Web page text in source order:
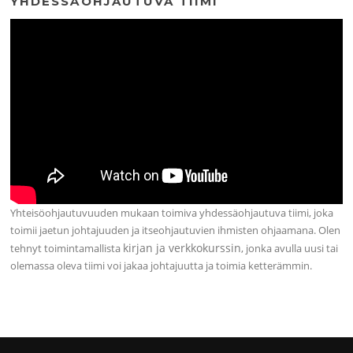
Yhteisöohjautuvuuden mukaan toimiva yhdessäohjautuva tiimi, joka
toimii jaetun johtajuuden ja itseohjautuvien ihmisten ohjaamana. Olen
tehnyt toimintamallista kirjan ja verkkokurssin, jonka avulla uusi tai
olemassa oleva tiimi voi jakaa johtajuutta ja toimia ketterämmin.